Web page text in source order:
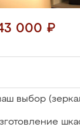
000 ₽
выбор